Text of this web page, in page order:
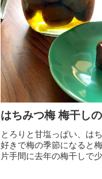
はちみつ梅 梅干し
とろりと甘塩っぱい、は
好きで梅の季節になると
片手間に去年の梅干しで少
みます残った漬け汁もお